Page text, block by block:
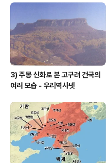
3) 주몽 신화로 본 고구려 건국의
여러 모습 - 우리역사넷